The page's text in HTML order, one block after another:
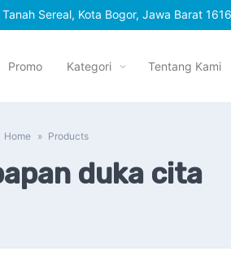
Sereal, Kota Bogor, Jawa Barat
Promo Kategori Tentang Kami
Home Products
duka cita